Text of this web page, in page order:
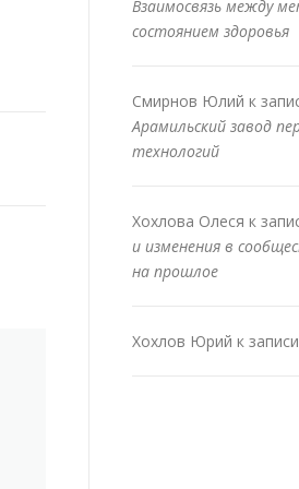
Взаимосвязь между
состоянием здоровья
Смирнов Юлий к
Арамильский завод
технологий
Хохлова Олеся к
и изменения в
на прошлое
Хохлов Юрий к записи